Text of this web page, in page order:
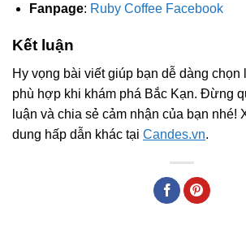
Fanpage: Ruby Coffee Facebook
Kết luận
Hy vọng bài viết giúp bạn dễ dàng
phù hợp khi khám phá Bắc Kạn. Đừng
luận và chia sẻ cảm nhận của bạn nhé!
dung hấp dẫn khác tại Candes.vn.